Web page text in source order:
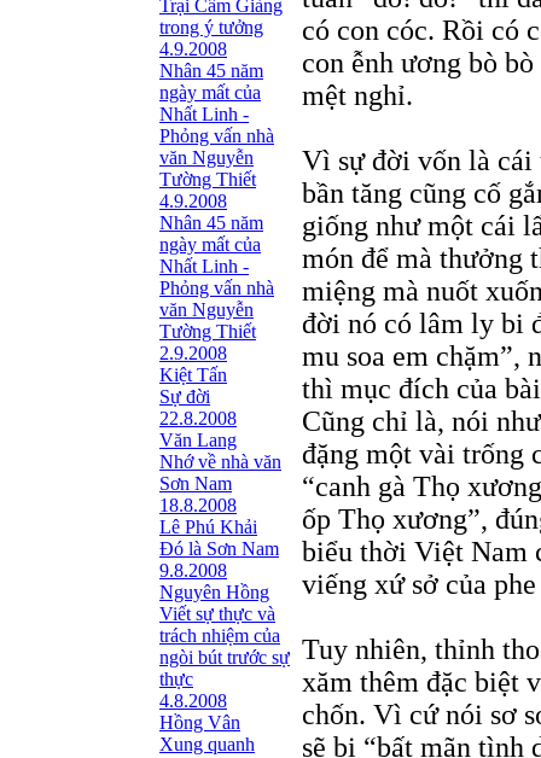
Trại Cẩm Giàng
trong ý tưởng
4.9.2008
Nhân 45 năm
ngày mất của
Nhất Linh -
Phỏng vấn nhà
văn Nguyễn
Tường Thiết
4.9.2008
Nhân 45 năm
ngày mất của
Nhất Linh -
Phỏng vấn nhà
văn Nguyễn
Tường Thiết
2.9.2008
Kiệt Tấn
Sự đời
22.8.2008
Văn Lang
Nhớ về nhà văn
Sơn Nam
18.8.2008
Lê Phú Khải
Đó là Sơn Nam
9.8.2008
Nguyên Hồng
Viết sự thực và
trách nhiệm của
ngòi bút trước sự
thực
4.8.2008
Hồng Vân
Xung quanh
có con cóc. Rồi có
con ễnh ương bò
mệt nghỉ.
Vì sự đời vốn là
bần tăng cũng cố
giống như một cái
món để mà thưởng
miệng mà nuốt
đời nó có lâm ly bi
mu soa em chặm”,
thì mục đích của
Cũng chỉ là, nói
đặng một vài trống
“canh gà Thọ
ốp Thọ xương”,
biểu thời Việt Nam
viếng xứ sở của
Tuy nhiên, thỉnh
xăm thêm đặc biệt
chốn. Vì cứ nói sơ
sẽ bị “bất mãn tình